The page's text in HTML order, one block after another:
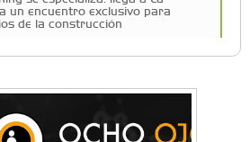
un encuentro exclusivo para
de la construcción
teatral de Castelar competirá
FEBA Cultura